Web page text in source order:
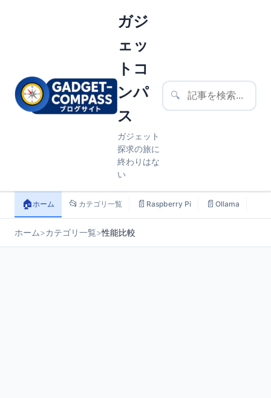
ガジ
ェッ
トコ
ンパ
ス
ガジェット
探求の旅に
終わりはな
い
🔍
🏠ホーム 📂 カテゴリ一覧 📄 Raspberry Pi 📄 Ollama
ホーム>カテゴリ一覧>性能比較